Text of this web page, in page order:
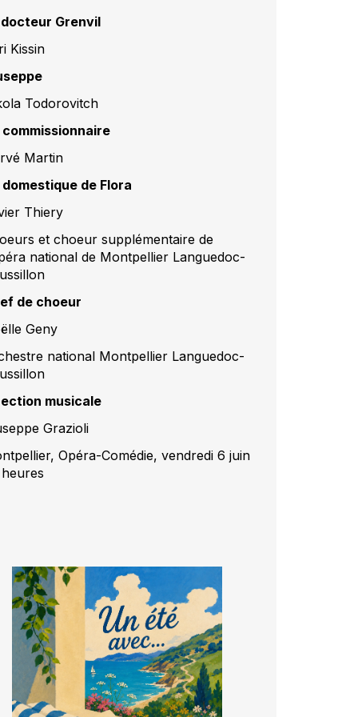
Grenvil
Kissin
Todorovitch
commissionnaire
Martin
domestique de Flora
Thiery
et choeur supplémentaire de
national de Montpellier Languedoc-
de choeur
Geny
national Montpellier Languedoc-
musicale
Grazioli
Opéra-Comédie, vendredi 6 juin